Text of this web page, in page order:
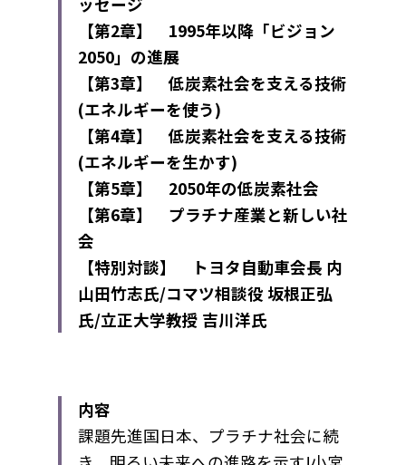
【第2章】 1995年以降「ビジョン
2050」の進展
【第3章】 低炭素社会を支える技術
(エネルギーを使う)
【第4章】 低炭素社会を支える技術
(エネルギーを生かす)
【第5章】 2050年の低炭素社会
【第6章】 プラチナ産業と新しい社
会
【特別対談】 トヨタ自動車会長 内
山田竹志氏/コマツ相談役 坂根正弘
氏/立正大学教授 吉川洋氏
内容
課題先進国日本、プラチナ社会に続